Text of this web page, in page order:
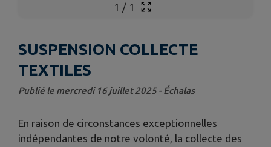
1 / 1
SUSPENSION COLLECTE
TEXTILES
Publié le mercredi 16 juillet 2025 - Échalas
En raison de circonstances exceptionnelles
indépendantes de notre volonté, la collecte des